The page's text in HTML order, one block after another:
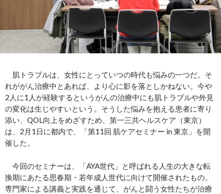
肌トラブルは、女性にとっていつの時代も悩みの一つだ。そ
れががん治療中とあれば、より心に影を落としかねない。今や
2人に1人が経験するというがんの治療中にも肌トラブルや外見
の変化は生じやすいという。そうした悩みを抱える患者に寄り
添い、QOL向上をめざすため、第一三共ヘルスケア（東京）
は、2月1日に都内で、「第11回 肌ケアセミナー in 東京」を開
催した。
今回のセミナーは、「AYA世代」と呼ばれる人生の大きな転
換期にあたる思春期・若年成人世代に向けて開催されたもの。
専門家による講義と実践を通じて、がんと闘う女性たちが治療